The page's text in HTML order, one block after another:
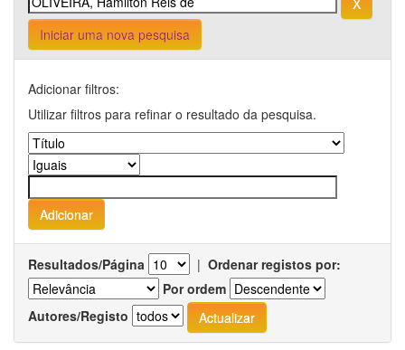
Iniciar uma nova pesquisa
Adicionar filtros:
Utilizar filtros para refinar o resultado da pesquisa.
Resultados/Página | Ordenar registos por:
Por ordem
Autores/Registo